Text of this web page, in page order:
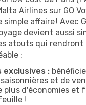
Airlines sur GO
simple affaire ! Avec
devient aussi
atouts qui rendront
:
exclusives :
et de
plus d'économies et
!